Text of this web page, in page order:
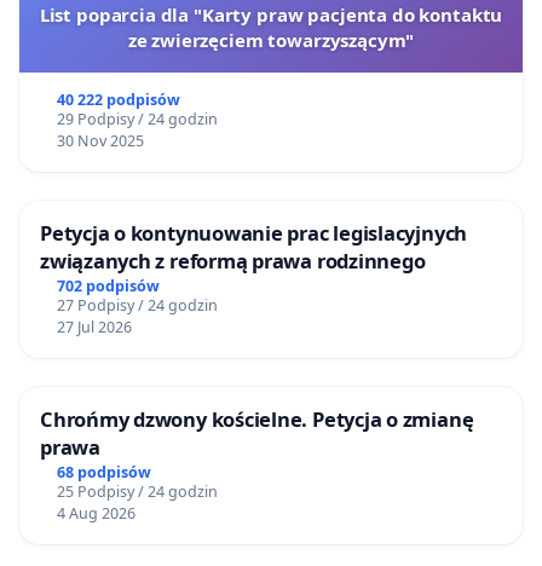
List poparcia dla "Karty praw pacjenta do kontaktu
ze zwierzęciem towarzyszącym"
40 222 podpisów
29 Podpisy / 24 godzin
30 Nov 2025
Petycja o kontynuowanie prac legislacyjnych
związanych z reformą prawa rodzinnego
702 podpisów
27 Podpisy / 24 godzin
27 Jul 2026
Chrońmy dzwony kościelne. Petycja o zmianę
prawa
68 podpisów
25 Podpisy / 24 godzin
4 Aug 2026